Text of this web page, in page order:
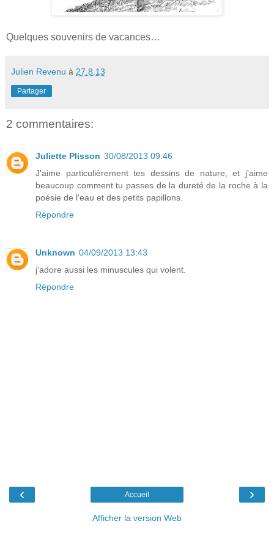
Quelques souvenirs de vacances…
Julien Revenu à 27.8.13
Partager
2 commentaires:
Juliette Plisson 30/08/2013 09:46
J'aime particulièrement tes dessins de nature, et j'aime
beaucoup comment tu passes de la dureté de la roche à la
poésie de l'eau et des petits papillons.
Répondre
Unknown 04/09/2013 13:43
j'adore aussi les minuscules qui volent.
Répondre
‹ ›
Accueil
Afficher la version Web